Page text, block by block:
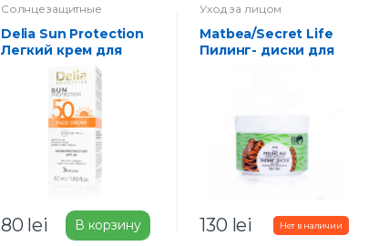
Солнцезащитные
средства
Delia Sun Protection
Легкий крем для
лица с SPF 50,
защитой от солнца и
гиалуроновой
кислотой, 50 мл.
80 lei В корзину
Уход за лицом
Matbea/Secret Life
Пилинг- диски для
130 lei